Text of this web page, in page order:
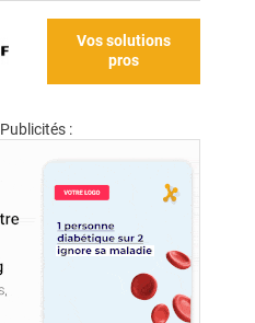
Vos solutions
pros
Publicités :